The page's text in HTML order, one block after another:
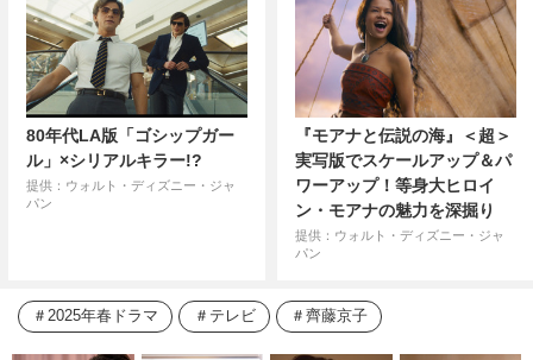
80年代LA版「ゴシップガー
ル」×シリアルキラー!?
提供：ウォルト・ディズニー・ジャ
パン
『モアナと伝説の海』＜超＞
実写版でスケールアップ＆パ
ワーアップ！等身大ヒロイ
ン・モアナの魅力を深掘り
提供：ウォルト・ディズニー・ジャ
パン
2025年春ドラマ テレビ 齊藤京子